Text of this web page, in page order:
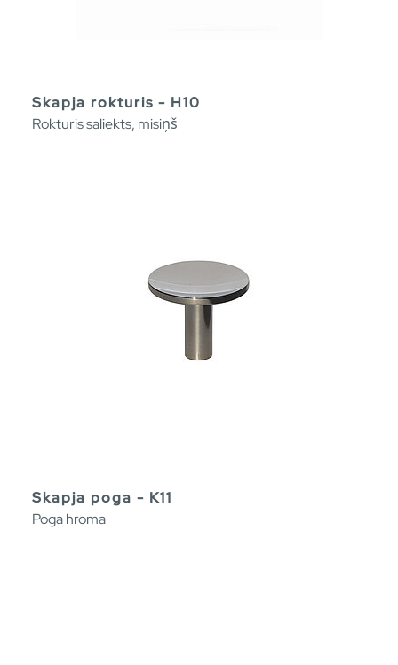
Skapja rokturis - H10
Rokturis saliekts, misiņš
Skapja poga - K11
Poga hroma